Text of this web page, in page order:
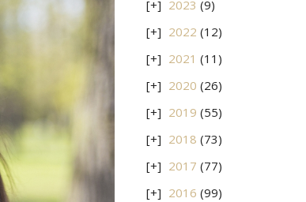
2023 (9)
2022 (12)
2021 (11)
2020 (26)
2019 (55)
2018 (73)
2017 (77)
2016 (99)